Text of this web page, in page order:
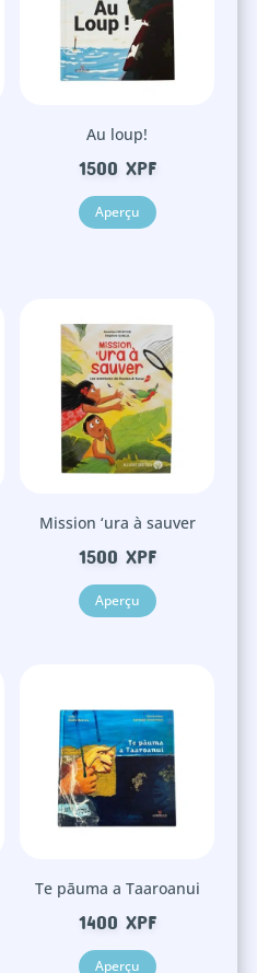
Au loup!
1500 XPF
Aperçu
Mission ‘ura à sauver
1500 XPF
Aperçu
Te pāuma a Taaroanui
1400 XPF
Aperçu